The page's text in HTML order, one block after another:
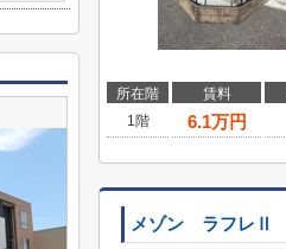
所在階 賃料
1階
6.1万円
メゾン ラフレⅡ